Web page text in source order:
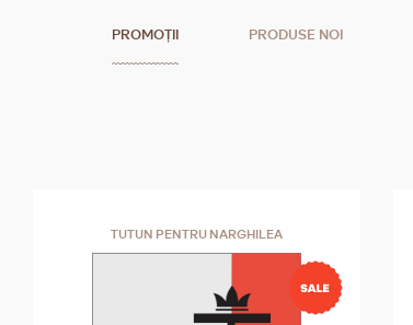
PROMOȚII PRODUSE NOI
TUTUN PENTRU NARGHILEA